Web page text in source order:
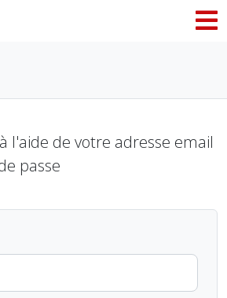
l'aide de votre adresse email
passe
cookies